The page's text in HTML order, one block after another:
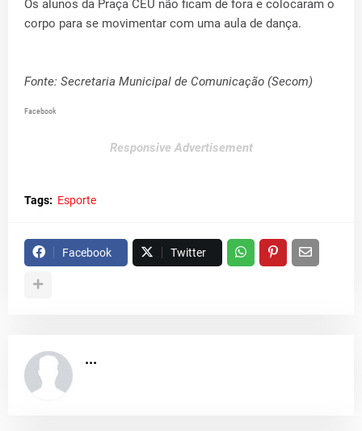
Os alunos da Praça CEU não ficam de fora e colocaram o
corpo para se movimentar com uma aula de dança.
Fonte: Secretaria Municipal de Comunicação (Secom)
Facebook
Responsive Advertisement
Tags: Esporte
Facebook Twitter
...